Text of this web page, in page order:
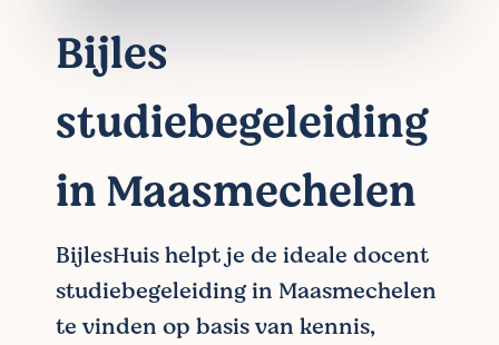
Bijles
studiebegeleiding
in Maasmechelen
BijlesHuis helpt je de ideale docent
studiebegeleiding in Maasmechelen
te vinden op basis van kennis,